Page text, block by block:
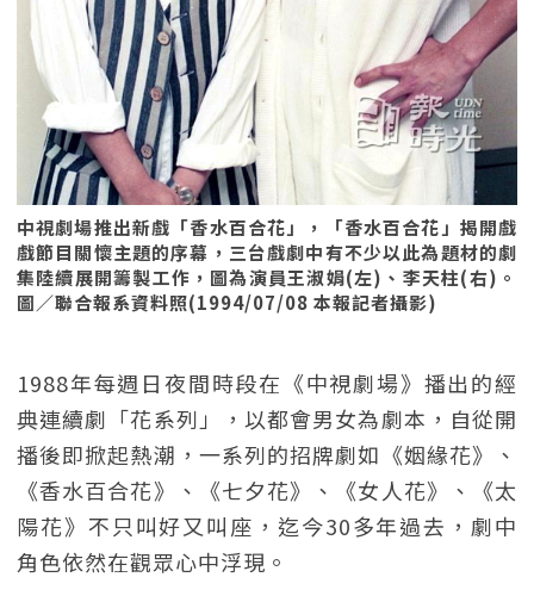
中視劇場推出新戲「香水百合花」，「香水百合花」揭開戲
戲節目關懷主題的序幕，三台戲劇中有不少以此為題材的劇
集陸續展開籌製工作，圖為演員王淑娟(左)、李天柱(右)。
圖／聯合報系資料照(1994/07/08 本報記者攝影)
1988年每週日夜間時段在《中視劇場》播出的經
典連續劇「花系列」，以都會男女為劇本，自從開
播後即掀起熱潮，一系列的招牌劇如《姻緣花》、
《香水百合花》、《七夕花》、《女人花》、《太
陽花》不只叫好又叫座，迄今30多年過去，劇中
角色依然在觀眾心中浮現。